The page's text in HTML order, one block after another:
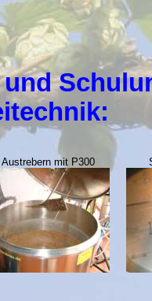
Austrebern mit P300